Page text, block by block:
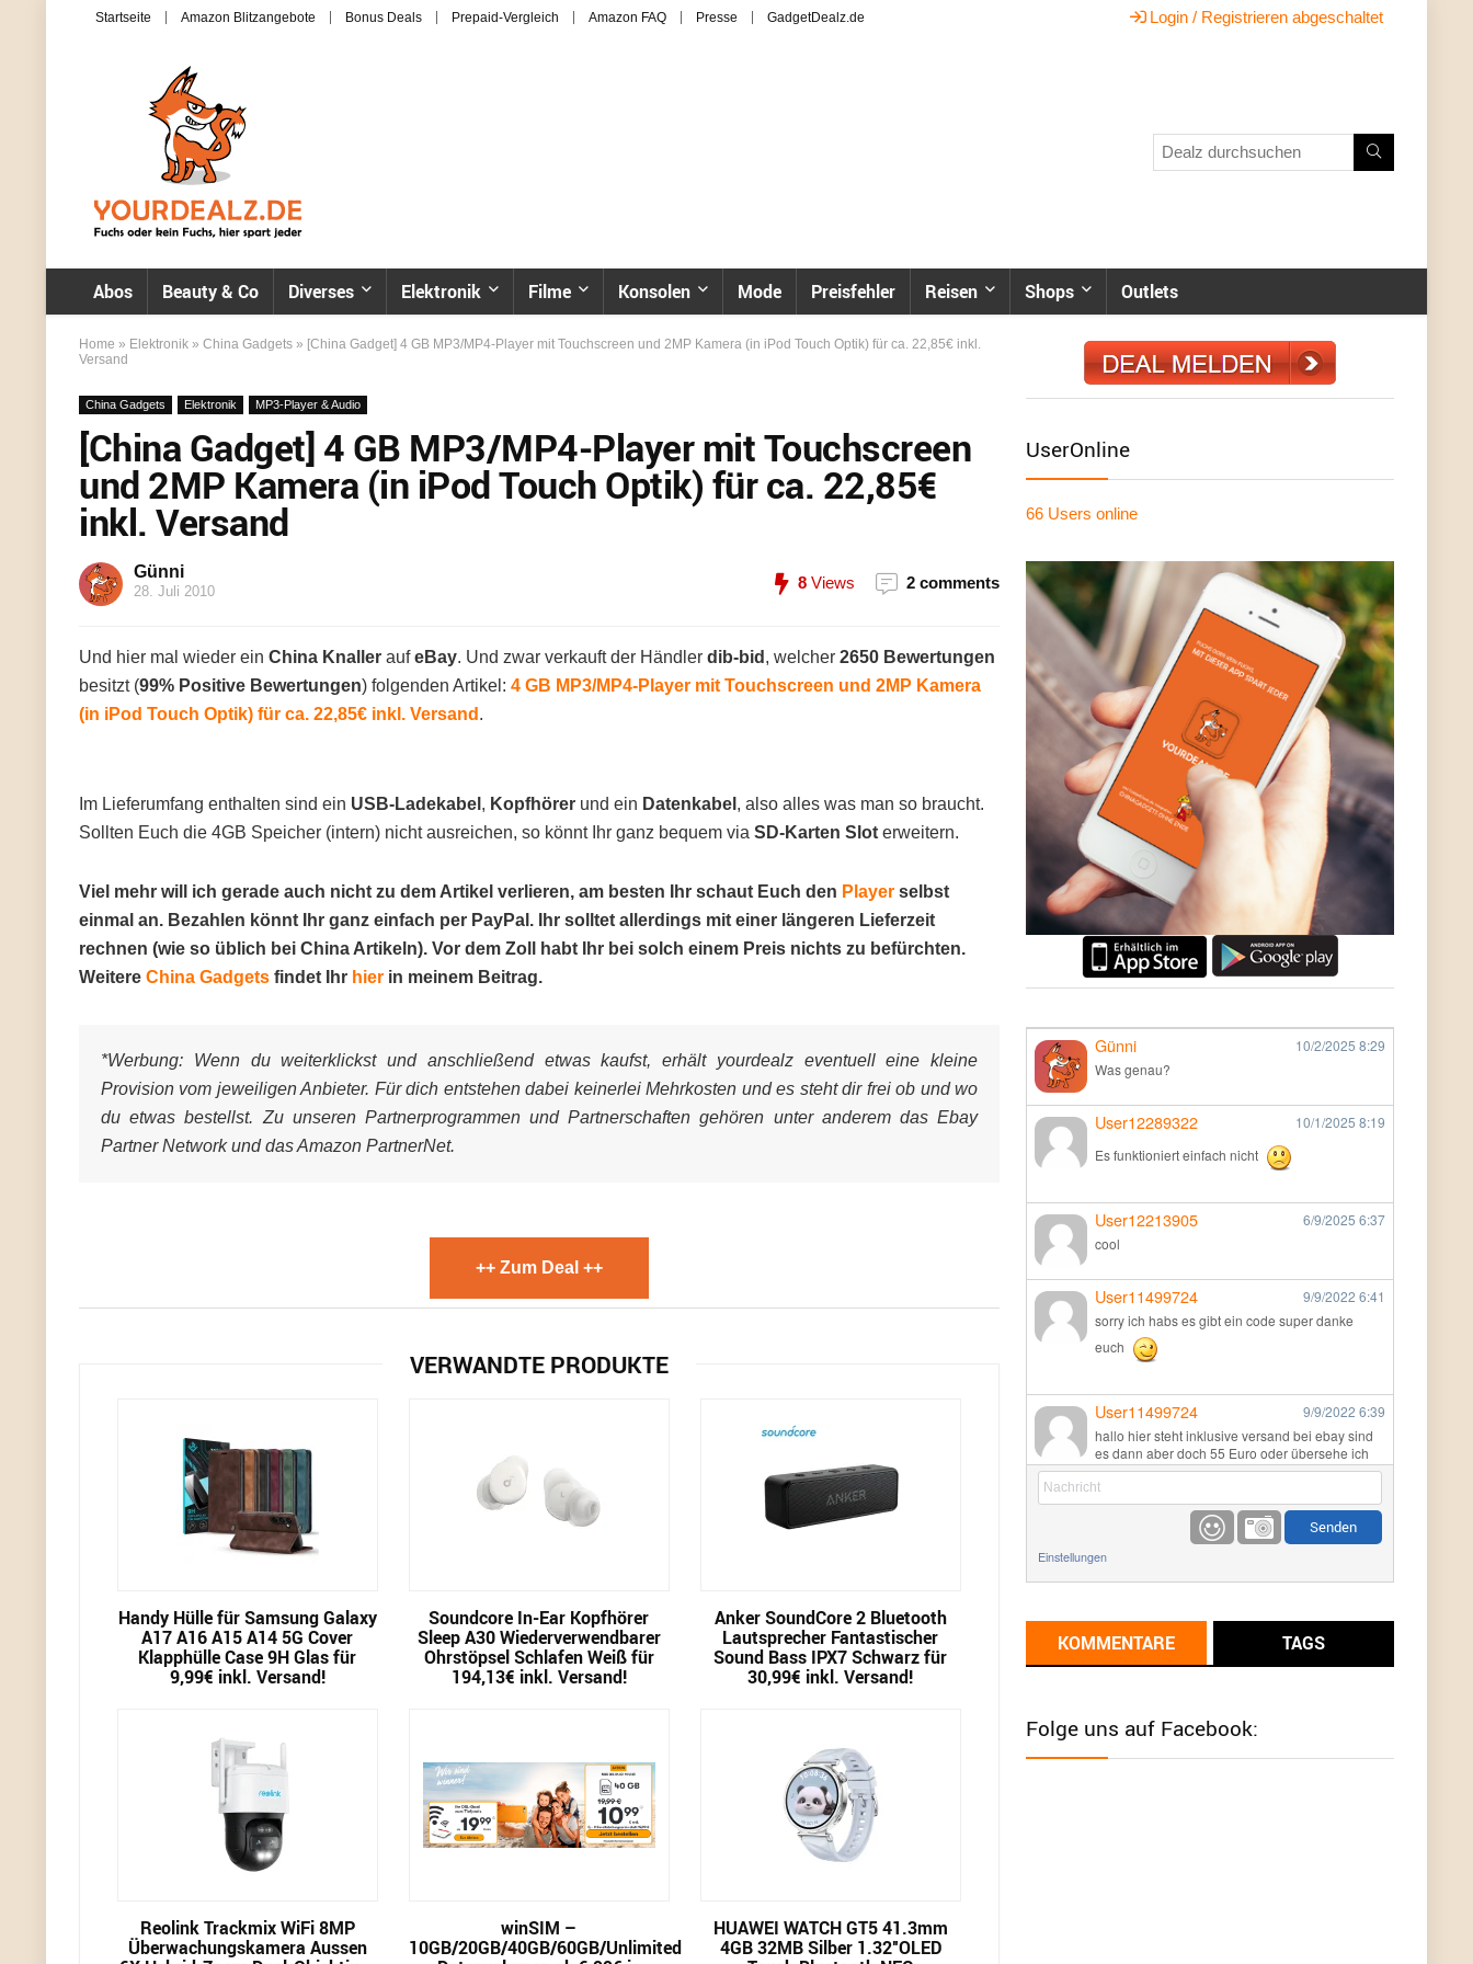
Startseite Amazon Blitzangebote Bonus Deals Prepaid-Vergleich Amazon FAQ Presse GadgetDealz.de Login / Registrieren abgeschaltet
Abos Beauty & Co Diverses Elektronik Filme Konsolen Mode Preisfehler Reisen Shops Outlets
Home » Elektronik » China Gadgets » [China Gadget] 4 GB MP3/MP4-Player mit Touchscreen und 2MP Kamera (in iPod Touch Optik) für ca. 22,85€ inkl.
Versand
China Gadgets Elektronik MP3-Player & Audio
[China Gadget] 4 GB MP3/MP4-Player mit Touchscreen
und 2MP Kamera (in iPod Touch Optik) für ca. 22,85€
inkl. Versand
Günni
28. Juli 2010 8 Views 2 comments
Und hier mal wieder ein China Knaller aufeBay. Und zwar verkauft der Händler dib-bid , welcher 2650 Bewertungen
besitzt (99% Positive Bewertungen) folgenden Artikel: 4 GB MP3/MP4-Player mit Touchscreen und 2MP Kamera
(in iPod Touch Optik) für ca. 22,85€ inkl. Versand .
Im Lieferumfang enthalten sind ein USB-Ladekabel , Kopfhörer und ein Datenkabel , also alles was man so braucht.
Sollten Euch die 4GB Speicher (intern) nicht ausreichen, so könnt Ihr ganz bequem via SD-Karten Slot erweitern.
Viel mehr will ich gerade auch nicht zu dem Artikel verlieren, am besten Ihr schaut Euch den Player selbst
einmal an. Bezahlen könnt Ihr ganz einfach per PayPal. Ihr solltet allerdings mit einer längeren Lieferzeit
rechnen (wie so üblich bei China Artikeln). Vor dem Zoll habt Ihr bei solch einem Preis nichts zu befürchten.
Weitere China Gadgets findet Ihr hier in meinem Beitrag.
*Werbung: Wenn du weiterklickst und anschließend etwas kaufst, erhält yourdealz eventuell eine kleine
Provision vom jeweiligen Anbieter. Für dich entstehen dabei keinerlei Mehrkosten und es steht dir frei ob und wo
du etwas bestellst. Zu unseren Partnerprogrammen und Partnerschaften gehören unter anderem das Ebay
Partner Network und das Amazon PartnerNet.
++ Zum Deal ++
VERWANDTE PRODUKTE
Handy Hülle für Samsung Galaxy
A17 A16 A15 A14 5G Cover
Klapphülle Case 9H Glas für
9,99€ inkl. Versand!
Soundcore In-Ear Kopfhörer
Sleep A30 Wiederverwendbarer
Ohrstöpsel Schlafen Weiß für
194,13€ inkl. Versand!
Anker SoundCore 2 Bluetooth
Lautsprecher Fantastischer
Sound Bass IPX7 Schwarz für
30,99€ inkl. Versand!
Reolink Trackmix WiFi 8MP
Überwachungskamera Aussen
winSIM –
10GB/20GB/40GB/60GB/Unlimited
HUAWEI WATCH GT5 41.3mm
4GB 32MB Silber 1.32″OLED
UserOnline
66 Users online
Günni 10/2/2025 8:29
Was genau?
User12289322 10/1/2025 8:19
Es funktioniert einfach nicht
User12213905 6/9/2025 6:37
cool
User11499724 9/9/2022 6:41
sorry ich habs es gibt ein code super danke
euch
User11499724 9/9/2022 6:39
hallo hier steht inklusive versand bei ebay sind
es dann aber doch 55 Euro oder übersehe ich
etwas
9/1/20226:17
Ich glaube du hast den Sinn eines
Schnäppchenblogs noch immer nicht
Günni 9/1/2022
meisten Deals sind Tagespreise!
Einstellungen
KOMMENTARE TAGS
Folge uns auf Facebook: